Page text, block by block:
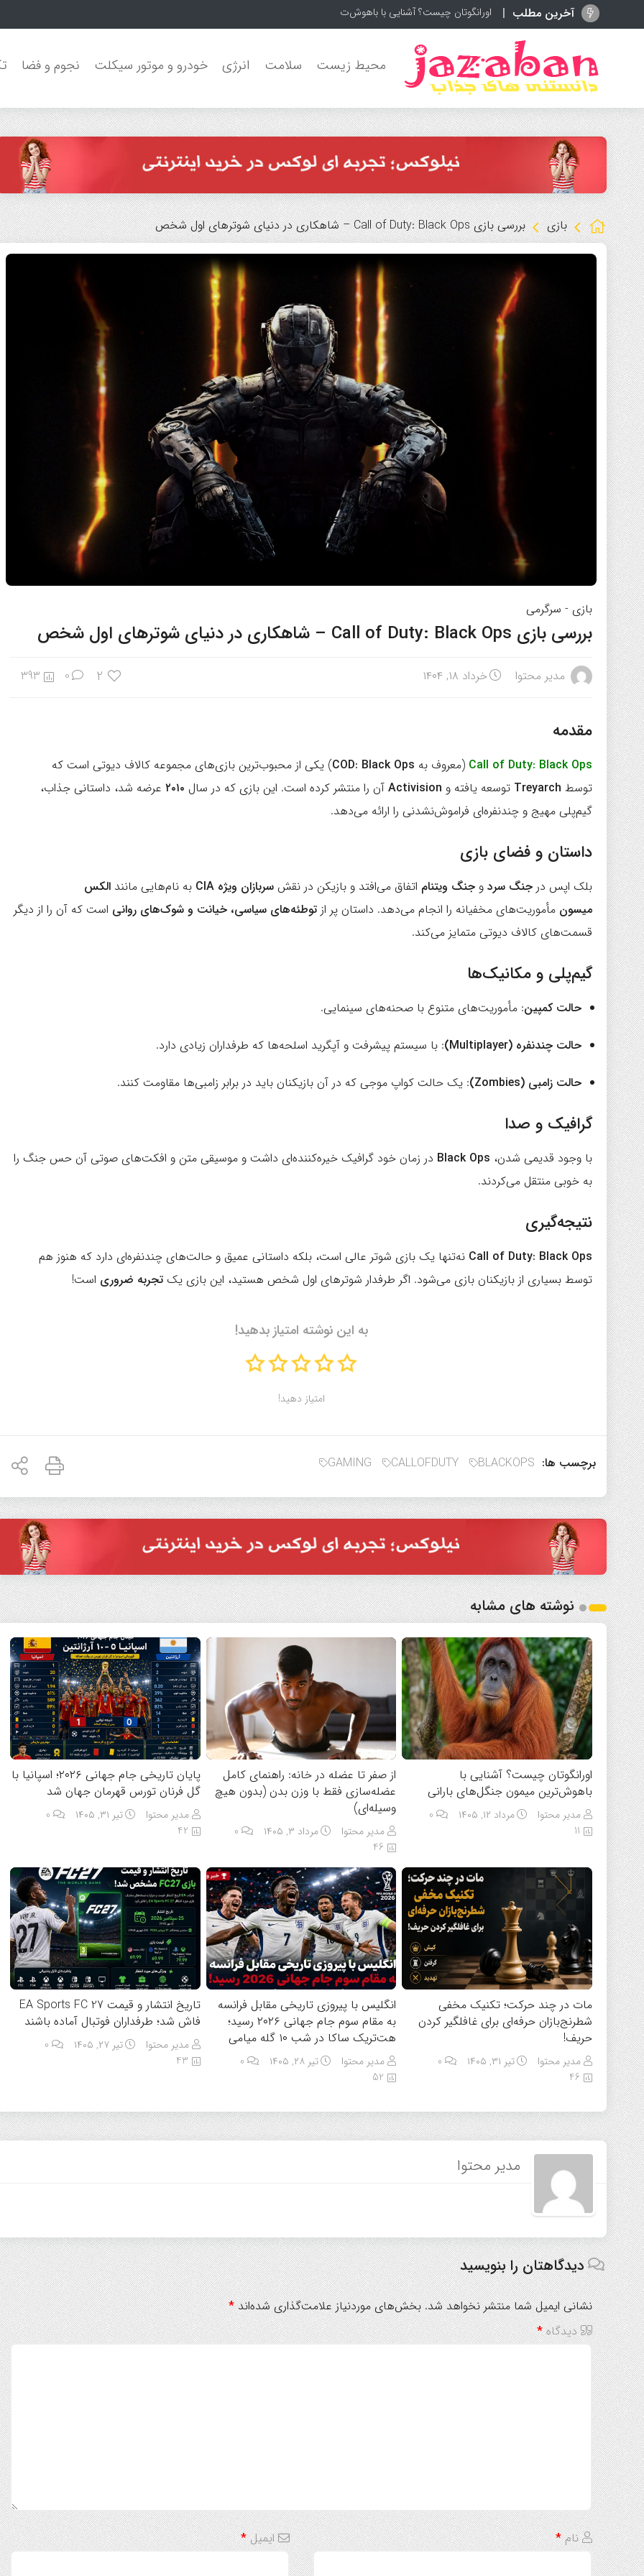
آخرین مطلب اورانگوتان چیست؟ آشنایی با باهوش‌ترین میمون جنگل‌های بارانی
محیط زیست سلامت انرژی خودرو و موتور سیکلت نجوم و فضا
بازی بررسی بازی Call of Duty: Black Ops – شاهکاری در دنیای شوترهای اول شخص
بازی - سرگرمی
بررسی بازی Call of Duty: Black Ops – شاهکاری در دنیای شوترهای اول شخص
مدیر محتوا خرداد ۱۸, ۱۴۰۴ 2
0
393
مقدمه
Call of Duty: Black Ops (معروف به COD: Black Ops) یکی از محبوب‌ترین بازی‌های مجموعه کالاف دیوتی است که
توسط Treyarch توسعه یافته و Activision آن را منتشر کرده است. این بازی که در سال ۲۰۱۰ عرضه شد، داستانی جذاب،
گیم‌پلی مهیج و چندنفره‌ای فراموش‌نشدنی را ارائه می‌دهد.
داستان و فضای بازی
بلک اپس در جنگ سرد و جنگ ویتنام اتفاق می‌افتد و بازیکن در نقش سربازان ویژه CIA به نام‌هایی مانند الکس
میسون مأموریت‌های مخفیانه را انجام می‌دهد. داستان پر از توطئه‌های سیاسی، خیانت و شوک‌های روانی است که آن را از دیگر
قسمت‌های کالاف دیوتی متمایز می‌کند.
گیم‌پلی و مکانیک‌ها
حالت کمپین: مأموریت‌های متنوع با صحنه‌های سینمایی.
حالت چندنفره (Multiplayer) : با سیستم پیشرفت و آپگرید اسلحه‌ها که طرفداران زیادی دارد.
حالت زامبی (Zombies) : یک حالت کواپ موجی که در آن بازیکنان باید در برابر زامبی‌ها مقاومت کنند.
گرافیک و صدا
با وجود قدیمی شدن، Black Ops در زمان خود گرافیک خیره‌کننده‌ای داشت و موسیقی متن و افکت‌های صوتی آن حس جنگ را
به خوبی منتقل می‌کردند.
نتیجه‌گیری
Call of Duty: Black Ops نه‌تنها یک بازی شوتر عالی است، بلکه داستانی عمیق و حالت‌های چندنفره‌ای دارد که هنوز هم
توسط بسیاری از بازیکنان بازی می‌شود. اگر طرفدار شوترهای اول شخص هستید، این بازی یک تجربه ضروری است!
به این نوشته امتیاز بدهید!
امتیاز دهید!
برچسب ها: BLACKOPS
CALLOFDUTY
GAMING
نوشته های مشابه
اورانگوتان چیست؟ آشنایی با
باهوش‌ترین میمون جنگل‌های بارانی
مدیر محتوا مرداد ۱۲, ۱۴۰۵
11
از صفر تا عضله در خانه: راهنمای کامل
عضله‌سازی فقط با وزن بدن (بدون هیچ
وسیله‌ای)
مدیر محتوا مرداد ۳, ۱۴۰۵
0
46
پایان تاریخی جام جهانی ۲۰۲۶؛ اسپانیا با
گل فرنان تورس قهرمان جهان شد
مدیر محتوا تیر ۳۱, ۱۴۰۵
42
مات در چند حرکت؛ تکنیک مخفی
شطرنج‌بازان حرفه‌ای برای غافلگیر کردن
حریف!
مدیر محتوا تیر ۳۱, ۱۴۰۵
46
انگلیس با پیروزی تاریخی مقابل فرانسه
به مقام سوم جام جهانی ۲۰۲۶ رسید؛
هت‌تریک ساکا در شب ۱۰ گله میامی
مدیر محتوا تیر ۲۸, ۱۴۰۵
0
52
تاریخ انتشار و قیمت EA Sports FC 27
فاش شد؛ طرفداران فوتبال آماده باشند
مدیر محتوا تیر ۲۷, ۱۴۰۵
43
مدیر محتوا
دیدگاهتان را بنویسید
نشانی ایمیل شما منتشر نخواهد شد. بخش‌های موردنیاز علامت‌گذاری شده‌اند*
دیدگاه*
نام* ایمیل*